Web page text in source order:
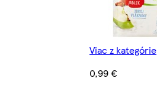
Viac z kategórie
0,99 €